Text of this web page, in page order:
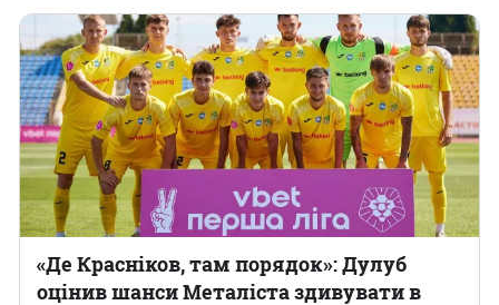
«Де Красніков, там порядок»: Дулуб
оцінив шанси Металіста здивувати в